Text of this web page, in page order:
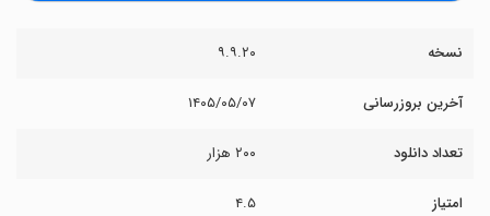
نسخه ۹.۹.۲۰
آخرین بروزرسانی ۱۴۰۵/۰۵/۰۷
تعداد دانلود ۲۰۰ هزار
امتیاز ۴.۵